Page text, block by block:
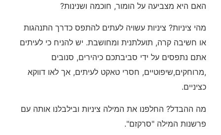
האם היא מצביעה על הומור, חוכמה ושנינות?
מהי ציניות? ציניות עשויה לעתים להתפס כדרך התנהגות
או חשיבה קרה, תועלתנית ומחושבת. יש להניח כי לעיתים
אתם נתפסים על ידי סביבתכם כיהירים, סנובים
,מרוחקים,שיפוטיים, חסרי טאקט לעיתים, אך לאו דווקא
כציניים.
מה ההבדל? החלפנו את המילה ציניות ובילבלנו אותה עם
פרשנות המילה "סרקזם".